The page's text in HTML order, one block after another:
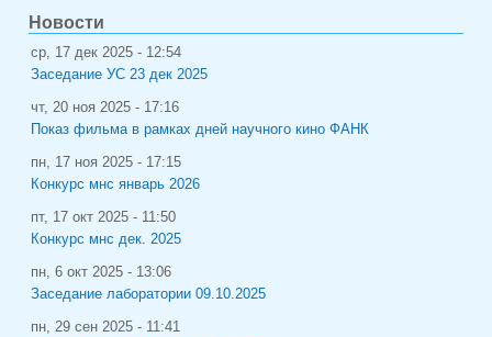
Новости
ср, 17 дек 2025 - 12:54
Заседание УС 23 дек 2025
чт, 20 ноя 2025 - 17:16
Показ фильма в рамках дней научного кино ФАНК
пн, 17 ноя 2025 - 17:15
Конкурс мнс январь 2026
пт, 17 окт 2025 - 11:50
Конкурс мнс дек. 2025
пн, 6 окт 2025 - 13:06
Заседание лаборатории 09.10.2025
пн, 29 сен 2025 - 11:41